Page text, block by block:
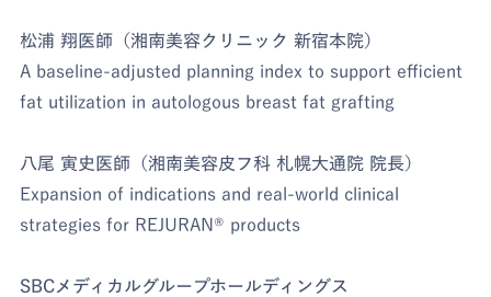
松浦 翔医師（湘南美容クリニック 新宿本院）
A baseline-adjusted planning index to support efficient
fat utilization in autologous breast fat grafting
八尾 寅史医師（湘南美容皮フ科 札幌大通院 院長）
Expansion of indications and real-world clinical
strategies for REJURAN® products
SBCメディカルグループホールディングス